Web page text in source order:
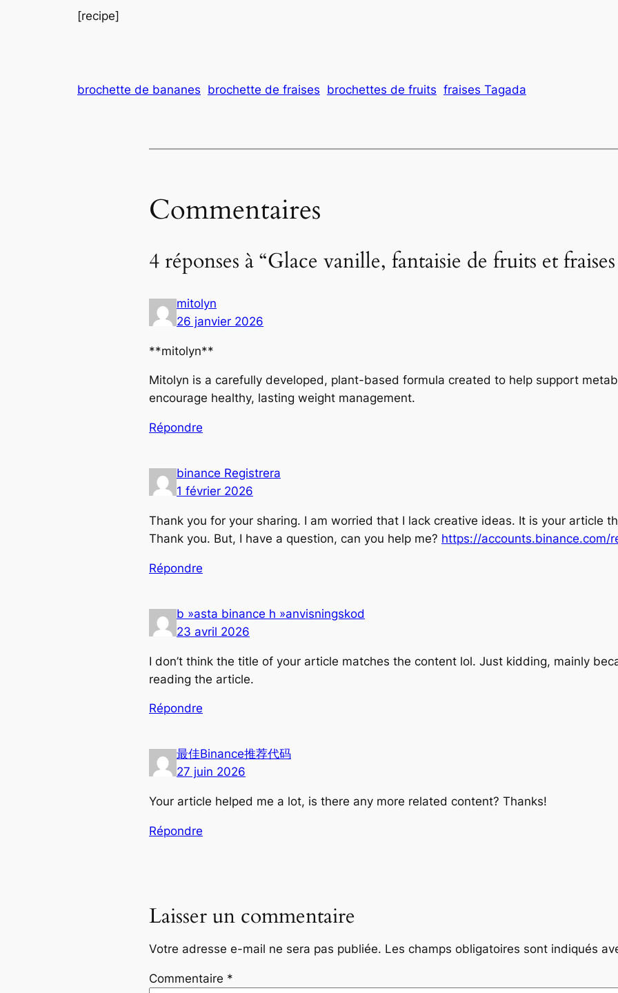
[recipe]
brochette de bananes brochette de fraises brochettes de fruits fraises Tagada
Commentaires
4 réponses à “Glace vanille, fantaisie de fruits et
mitolyn
26 janvier 2026
**mitolyn**
Mitolyn is a carefully developed, plant-based formula created to help support
encourage healthy, lasting weight management.
Répondre
binance Registrera
1 février 2026
Thank you for your sharing. I am worried that I lack creative ideas. It is your article
Thank you. But, I have a question, can you help me? https://accounts.binance.com/
Répondre
b »asta binance h »anvisningskod
23 avril 2026
I don’t think the title of your article matches the content lol. Just kidding, mainly
reading the article.
Répondre
最佳Binance推荐代码
27 juin 2026
Your article helped me a lot, is there any more related content? Thanks!
Répondre
Laisser un commentaire
Votre adresse e-mail ne sera pas publiée. Les champs obligatoires sont indiqués
Commentaire *